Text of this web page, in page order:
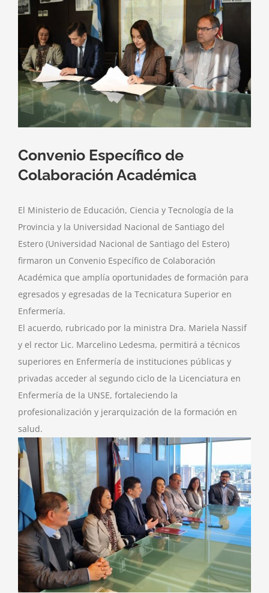
más
grande
Convenio Específico de
Colaboración Académica
El Ministerio de Educación, Ciencia y Tecnología de la
Provincia y la Universidad Nacional de Santiago del
Estero (Universidad Nacional de Santiago del Estero)
firmaron un Convenio Específico de Colaboración
Académica que amplía oportunidades de formación para
egresados y egresadas de la Tecnicatura Superior en
Enfermería.
El acuerdo, rubricado por la ministra Dra. Mariela Nassif
y el rector Lic. Marcelino Ledesma, permitirá a técnicos
superiores en Enfermería de instituciones públicas y
privadas acceder al segundo ciclo de la Licenciatura en
Enfermería de la UNSE, fortaleciendo la
profesionalización y jerarquización de la formación en
salud.